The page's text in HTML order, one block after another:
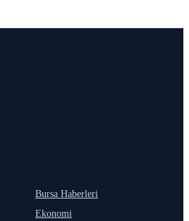
Bursa Haberleri
Ekonomi